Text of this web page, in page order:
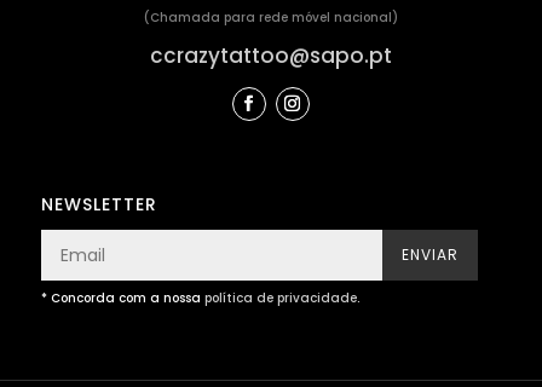
(Chamada para rede móvel nacional)
ccrazytattoo@sapo.pt
NEWSLETTER
ENVIAR
* Concorda com a nossa política de privacidade.